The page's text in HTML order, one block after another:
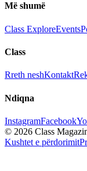
Më shumë
Class ExploreEvents
Class
Rreth neshKontakt
Ndiqna
InstagramFacebook
© 2026 Class
Kushtet e përdorimit